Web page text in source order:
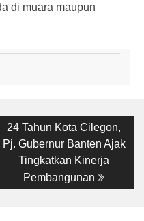
di muara maupun
Next
post:
24 Tahun Kota Cilegon,
Pj. Gubernur Banten Ajak
Tingkatkan Kinerja
Pembangunan